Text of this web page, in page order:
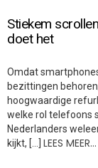
Stiekem
doet het
Omdat
bezittingen
hoogwaardige
welke rol telefoons
Nederlanders
kijkt, […] LEES MEER…